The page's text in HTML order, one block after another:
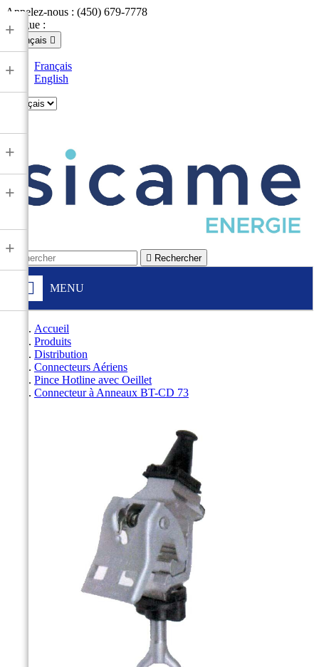
Appelez-nous : (450) 679-7778
Langue :
Français 
Français
English
 Rechercher
MENU
+
+
+
+
+
Accueil
Produits
Distribution
Connecteurs Aériens
Pince Hotline avec Oeillet
Connecteur à Anneaux BT-CD 73